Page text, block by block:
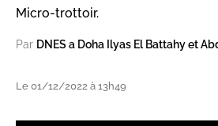
Micro-trottoir.
Par DNES a Doha Ilyas El Battahy et
Le 01/12/2022 à 13h49